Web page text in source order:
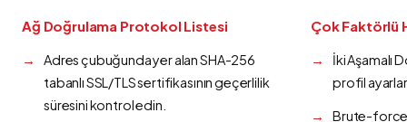
Ağ Doğrulama Protokol Listesi
Adres çubuğunda yer alan SHA-256
tabanlı SSL/TLS sertifikasının geçerlilik
süresini kontrol edin.
Çok Faktörlü
İki Aşamalı
profil
Brute-force